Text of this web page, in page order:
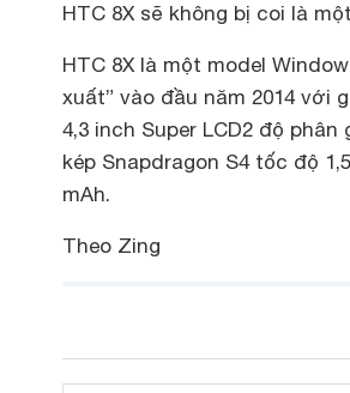
HTC 8X sẽ không bị coi là
HTC 8X là một model
xuất” vào đầu năm 2014 với
4,3 inch Super LCD2 độ phân
kép Snapdragon S4 tốc độ
mAh.
Theo Zing